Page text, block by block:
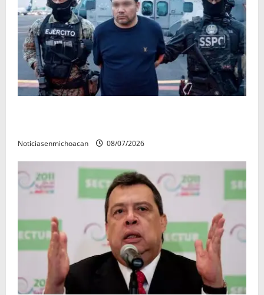
Noticiasenmichoacan 08/07/2026